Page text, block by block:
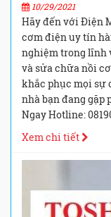
10/29/2021
Hãy đến với Điện
cơm điện uy tín
nghiệm trong lĩnh
và sửa chữa nồi
khắc phục mọi sự
nhà bạn đang gặp
Ngay Hotline:
Xem chi tiết